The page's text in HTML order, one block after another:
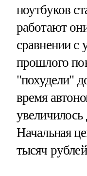
ноутбуков
работают
сравнении с
прошлого
"похудели"
время
увеличилось
Начальная
тысяч